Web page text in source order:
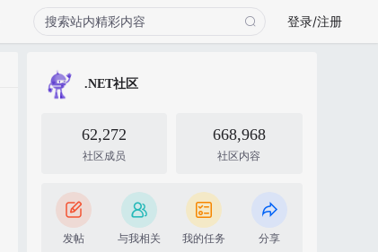
登录/注册
.NET社区
62,272
社区成员
668,968
社区内容
发帖 与我相关 我的任务 分享